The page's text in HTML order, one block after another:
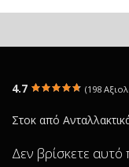
4.7 (198
Στοκ από
Δεν βρίσκετε